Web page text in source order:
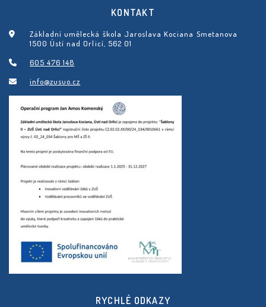
KONTAKT
Základní umělecká škola Jaroslava Kociana Smetanova
1500 Ústí nad Orlicí, 562 01
605 476 148
info@zusuo.cz
RYCHLÉ ODKAZY